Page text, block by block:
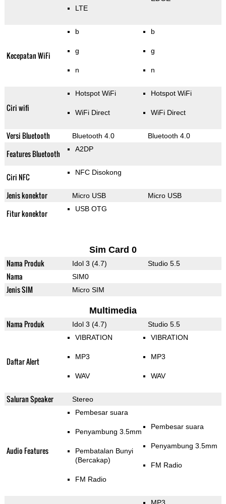
LTE
Kecepatan WiFi
b
g
n
b
g
n
Ciri wifi
Hotspot WiFi
WiFi Direct
Hotspot WiFi
WiFi Direct
Versi Bluetooth Bluetooth 4.0 Bluetooth 4.0
Features Bluetooth A2DP
Ciri NFC NFC Disokong
Jenis konektor Micro USB Micro USB
Fitur konektor USB OTG
Sim Card 0
Nama Produk Idol 3 (4.7) Studio 5.5
Nama SIM0
Jenis SIM Micro SIM
Multimedia
Nama Produk Idol 3 (4.7) Studio 5.5
Daftar Alert
VIBRATION
MP3
WAV
VIBRATION
MP3
WAV
Saluran Speaker Stereo
Audio Features
Pembesar suara
Penyambung 3.5mm
Pembatalan Bunyi
(Bercakap)
FM Radio
Pembesar suara
Penyambung 3.5mm
FM Radio